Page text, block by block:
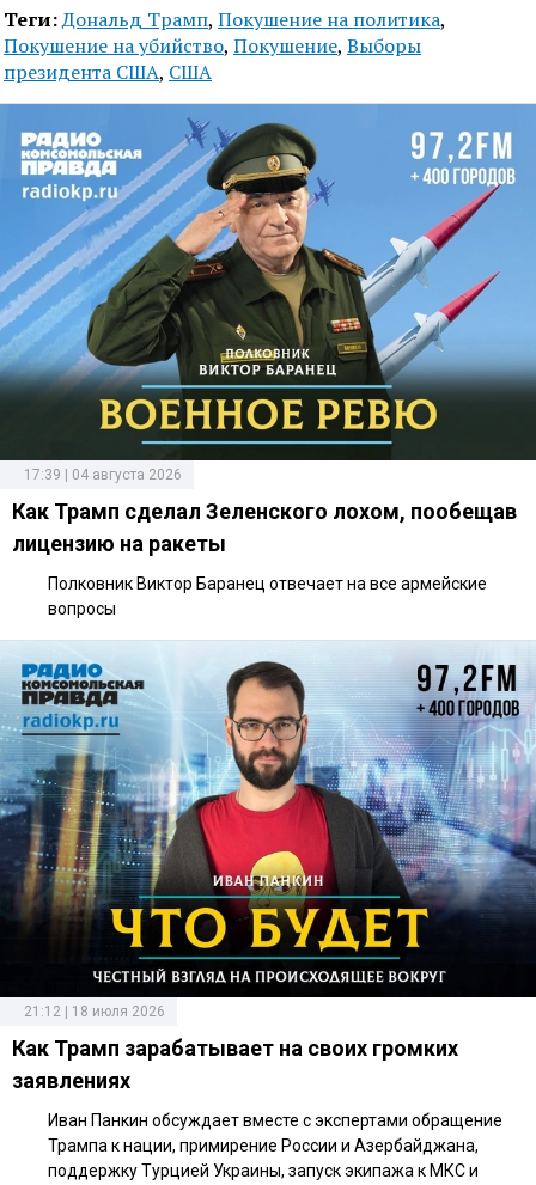
Теги:Дональд Трамп, Покушение на политика,
Покушение на убийство, Покушение, Выборы
президента США, США
17:39 | 04 августа 2026
Как Трамп сделал Зеленского лохом, пообещав
лицензию на ракеты
Полковник Виктор Баранец отвечает на все армейские
вопросы
21:12 | 18 июля 2026
Как Трамп зарабатывает на своих громких
заявлениях
Иван Панкин обсуждает вместе с экспертами обращение
Трампа к нации, примирение России и Азербайджана,
поддержку Турцией Украины, запуск экипажа к МКС и